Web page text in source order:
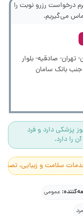
درخواست رزرو نوبت را
می‌گیریم.
تهران- صادقیه- بلوار
بانک سامان
پزشکی دارد و فرد
را دارد.
خدمات سلامت و زیبایی،
عمومی